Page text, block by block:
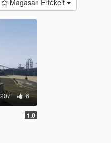
Magasan Értékelt
207 6
1.0